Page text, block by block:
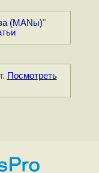
(MANы)"
Посмотреть